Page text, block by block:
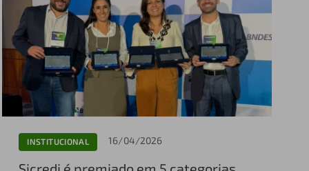
INSTITUCIONAL 16/04/2026